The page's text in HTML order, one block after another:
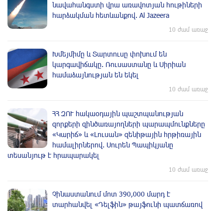
նավահանգստի վրա առավոտյան հութիների
հարձակման հետևանքով. Al Jazeera
10 ժամ առաջ
Խմեյմիմը և Տարտուսը փոխում են
կարգավիճակը. Ռուսաստանը և Սիրիան
համաձայնության են եկել
10 ժամ առաջ
ՀՀ ԶՈՒ հակաօդային պաշտպանության
զորքերի զինծառայողների պարապմունքները
«Կարիճ» և «Լուսան» զենիթային հրթիռային
համալիրներով. Սուրեն Պապիկյանը
տեսանյութ է հրապարակել
10 ժամ առաջ
Չինաստանում մոտ 390,000 մարդ է
տարհանվել «Դելֆին» թայֆունի պատճառով